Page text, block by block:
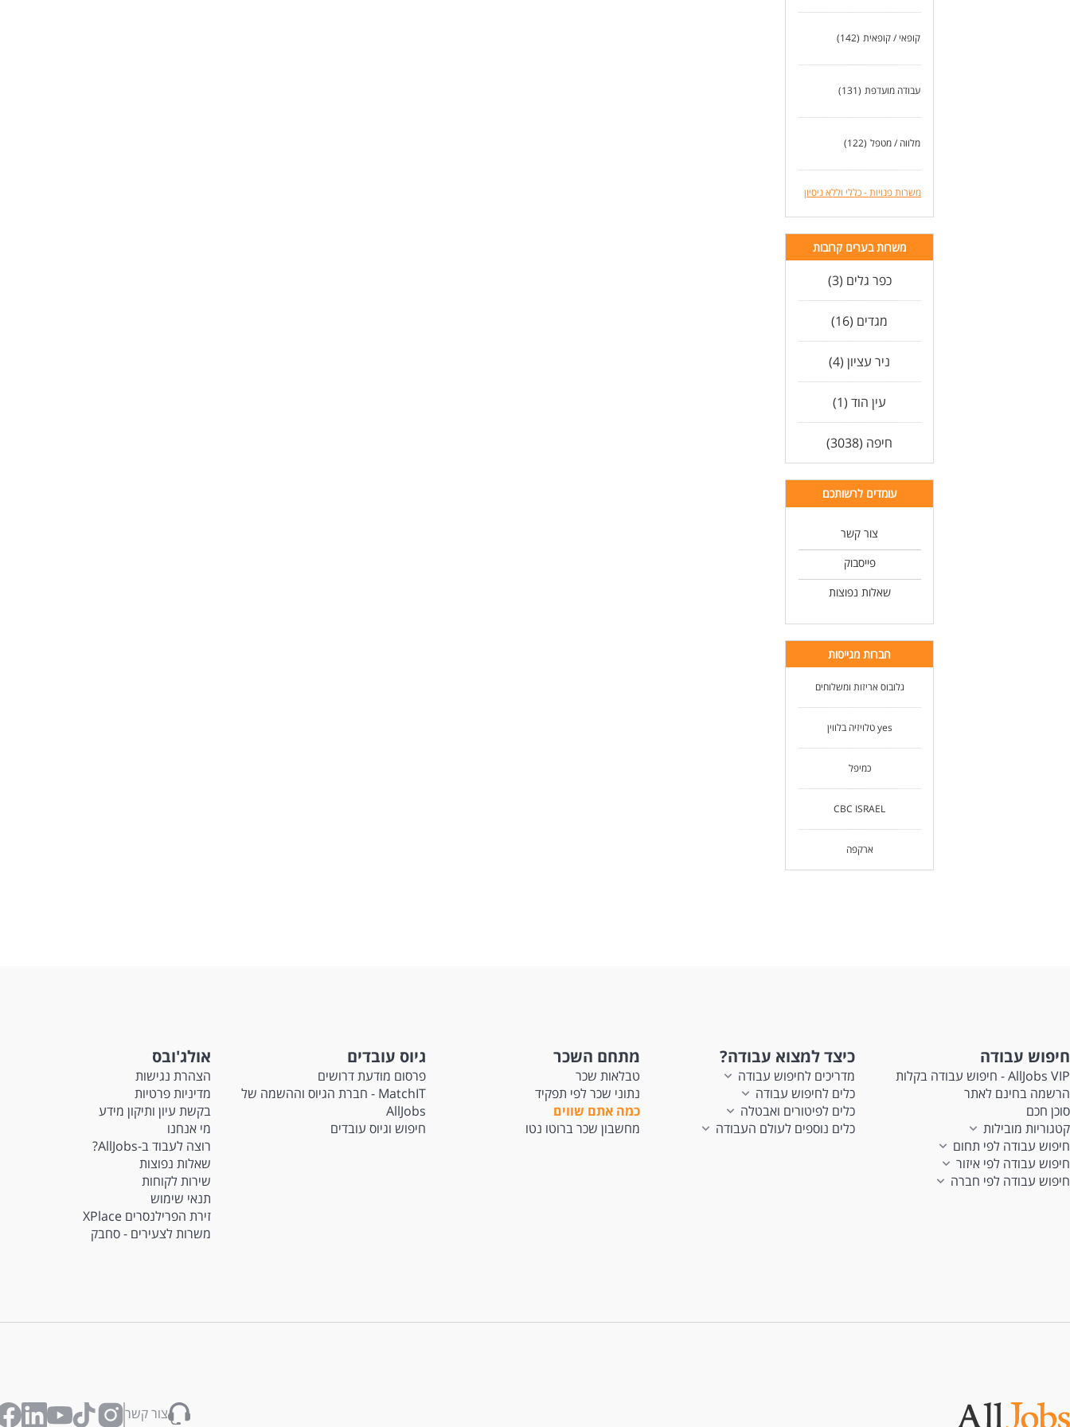
קופאי / קופאית (142)
עבודה מועדפת (131)
מלווה / מטפל (122)
משרות פנויות - כללי וללא ניסיון
משרות בערים קרובות
כפר גלים (3)
מגדים (16)
ניר עציון (4)
עין הוד (1)
חיפה (3038)
עומדים לרשותכם
צור קשר
פייסבוק
שאלות נפוצות
חברות מגייסות
גלובוס אריזות ומשלוחים
yes טלויזיה בלווין
כמיפל
CBC ISRAEL
ארקפה
חיפוש עבודה
AllJobs VIP - חיפוש עבודה בקלות
הרשמה בחינם לאתר
סוכן חכם
קטגוריות מובילות
חיפוש עבודה לפי תחום
חיפוש עבודה לפי איזור
חיפוש עבודה לפי חברה
כיצד למצוא עבודה?
מדריכים לחיפוש עבודה
כלים לחיפוש עבודה
כלים לפיטורים ואבטלה
כלים נוספים לעולם העבודה
מתחם השכר
טבלאות שכר
נתוני שכר לפי תפקיד
כמה אתם שווים
מחשבון שכר ברוטו נטו
גיוס עובדים
פרסום מודעת דרושים
MatchIT - חברת הגיוס וההשמה של
AllJobs
חיפוש וגיוס עובדים
אולג'ובס
הצהרת נגישות
מדיניות פרטיות
בקשת עיון ותיקון מידע
מי אנחנו
רוצה לעבוד ב-AllJobs?
שאלות נפוצות
שירות לקוחות
תנאי שימוש
זירת הפרילנסרים XPlace
משרות לצעירים - סחבק
צור קשר